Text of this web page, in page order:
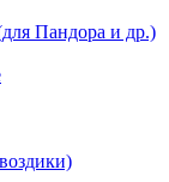
Пандора и др.)